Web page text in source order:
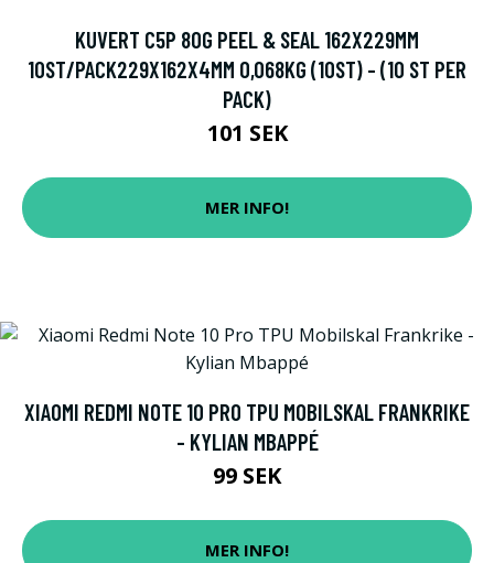
KUVERT C5P 80G PEEL & SEAL 162X229MM
10ST/PACK229X162X4MM 0,068KG (10ST) - (10 ST PER
PACK)
101 SEK
MER INFO!
XIAOMI REDMI NOTE 10 PRO TPU MOBILSKAL FRANKRIKE
- KYLIAN MBAPPÉ
99 SEK
MER INFO!